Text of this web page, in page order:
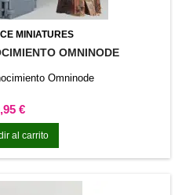
MINIATURES
OMNINODE
Omninode
€
al carrito